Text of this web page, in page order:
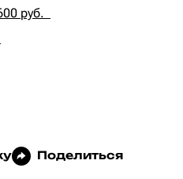
руб.
Поделиться